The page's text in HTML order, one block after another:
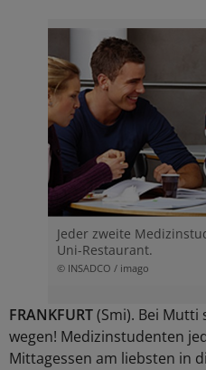
Jeder zweite
Uni-Restaurant.
© INSADCO / imago
FRANKFURT(Smi). Bei Mutti
wegen! Medizinstudenten
Mittagessen am liebsten in